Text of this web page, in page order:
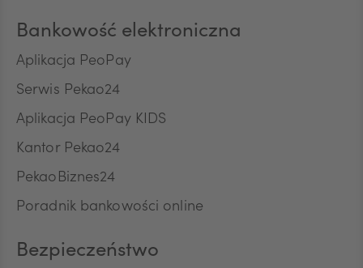
ZAR
Bankowość elektroniczna
Aplikacja PeoPay
Serwis Pekao24
Aplikacja PeoPay KIDS
Kantor Pekao24
PekaoBiznes24
Poradnik bankowości online
Bezpieczeństwo